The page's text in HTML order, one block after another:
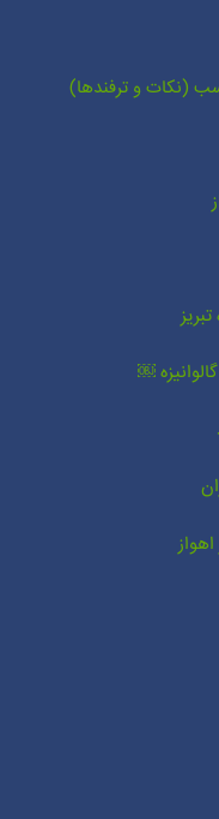
(نکات و ترفندها)
￼